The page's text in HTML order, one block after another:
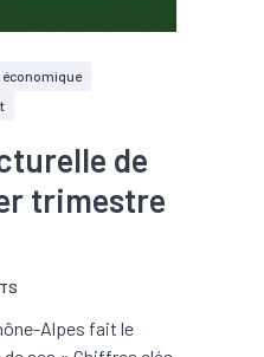
économique
de
trimestre
Alpes fait le